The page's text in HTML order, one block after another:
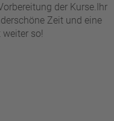
der Kurse. ​Ihr
Zeit und eine
so!